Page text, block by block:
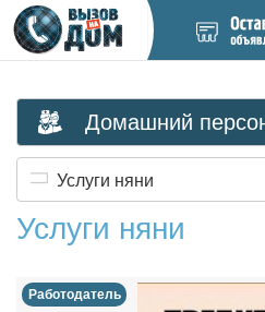
новое
Домашний
Услуги няни
Услуги няни
Работодатель